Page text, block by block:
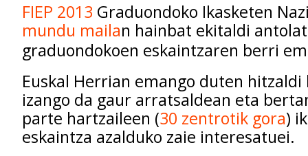
FIEP 2013 Graduondoko Ikasketen
mundu mailan hainbat ekitaldi
graduondokoen eskaintzaren berri
Euskal Herrian emango duten
izango da gaur arratsaldean eta
parte hartzaileen (30 zentrotik gora)
eskaintza azalduko zaie interesatuei.